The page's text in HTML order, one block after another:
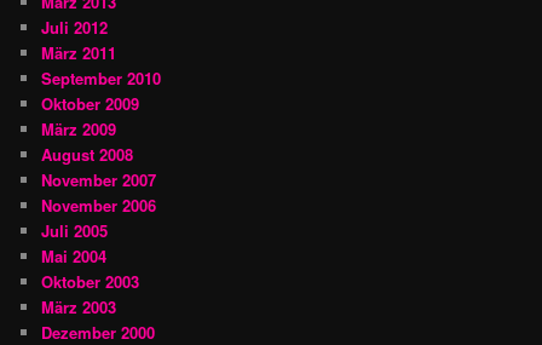
Juli 2012
März 2011
September 2010
Oktober 2009
März 2009
August 2008
November 2007
November 2006
Juli 2005
Mai 2004
Oktober 2003
März 2003
Dezember 2000